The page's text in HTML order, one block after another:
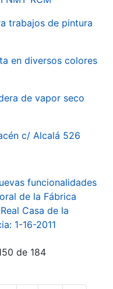
trabajos de pintura
en diversos colores
de vapor seco
c/ Alcalá 526
funcionalidades
de la Fábrica
Casa de la
1-16-2011
de 184